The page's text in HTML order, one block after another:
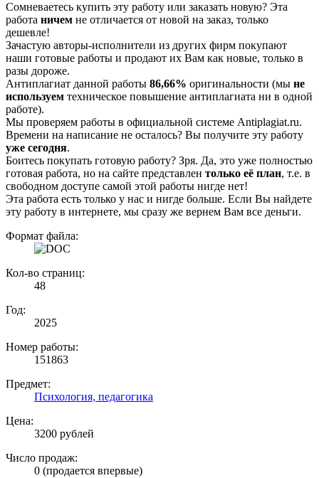
Сомневаетесь купить эту работу или заказать новую? Эта
работа ничем не отличается от новой на заказ, только
дешевле!
Зачастую авторы-исполнители из других фирм покупают
наши готовые работы и продают их Вам как новые, только в
разы дороже.
Антиплагиат данной работы 86,66% оригинальности (мы не
используем техническое повышение антиплагиата ни в одной
работе).
Мы проверяем работы в официальной системе Аntiplagiat.ru.
Времени на написание не осталось? Вы получите эту работу
уже сегодня.
Боитесь покупать готовую работу? Зря. Да, это уже полностью
готовая работа, но на сайте представлен только её план, т.е. в
свободном доступе самой этой работы нигде нет!
Эта работа есть только у нас и нигде больше. Если Вы найдете
эту работу в интернете, мы сразу же вернем Вам все деньги.
Формат файла:
Кол-во страниц:
48
Год:
2025
Номер работы:
151863
Предмет:
Психология, педагогика
Цена:
3200 рублей
Число продаж:
0 (продается впервые)